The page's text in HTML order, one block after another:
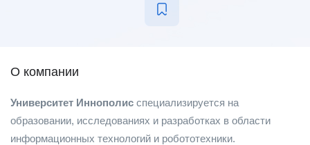
О компании
Университет Иннополис специализируется на
образовании, исследованиях и разработках в области
информационных технологий и робототехники.